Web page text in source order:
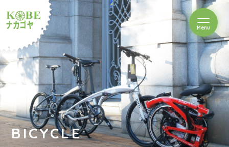
ルショップナカゴヤ
Menuを開閉
BICYCLE